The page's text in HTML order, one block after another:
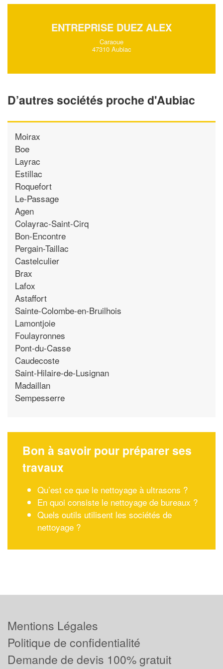
ENTREPRISE DUEZ ALEX
Caraoue
47310 Aubiac
D’autres sociétés proche d'Aubiac
Moirax
Boe
Layrac
Estillac
Roquefort
Le-Passage
Agen
Colayrac-Saint-Cirq
Bon-Encontre
Pergain-Taillac
Castelculier
Brax
Lafox
Astaffort
Sainte-Colombe-en-Bruilhois
Lamontjoie
Foulayronnes
Pont-du-Casse
Caudecoste
Saint-Hilaire-de-Lusignan
Madaillan
Sempesserre
Bon à savoir pour préparer ses
travaux
Qu’est ce que le nettoyage à ultrasons ?
En quoi consiste le nettoyage de bureaux ?
Quels outils utilisent les sociétés de
nettoyage ?
Mentions Légales
Politique de confidentialité
Demande de devis 100% gratuit